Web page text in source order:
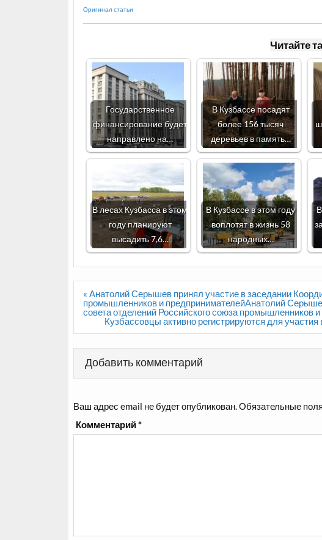
Оригинал статьи
Читайте
Государственное
финансирование будет
направлено на…
В Кузбассе посадят
более 156 тысяч
деревьев в память…
В лесах Кузбасса в этом
году планируют
высадить 7,6…
В Кузбассе в этом году
воплотят в жизнь 58
народных…
Навигация
по
записям
« Анатолий Серышев принял участие в заседании
промышленников и предпринимателейАнатолий
совета отделений Российского союза промышленников
Кузбассовцы активно регистрируются для
Добавить комментарий
Ваш адрес email не будет опубликован.Обязательные
Комментарий*